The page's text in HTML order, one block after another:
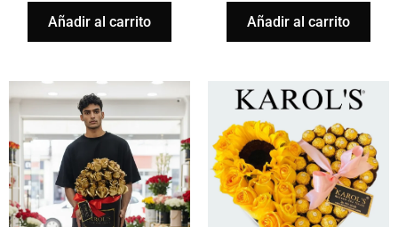
Añadir al carrito Añadir al carrito